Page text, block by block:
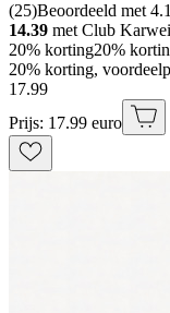
(25)Beoordeeld met
14.39 met Club Karwei
20% korting20%
20% korting,
17.99
Prijs: 17.99 euro